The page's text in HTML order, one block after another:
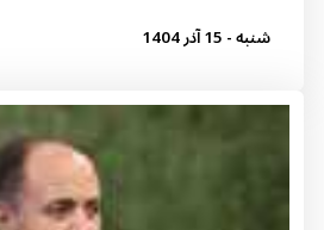
شنبه - 15 آذر 1404